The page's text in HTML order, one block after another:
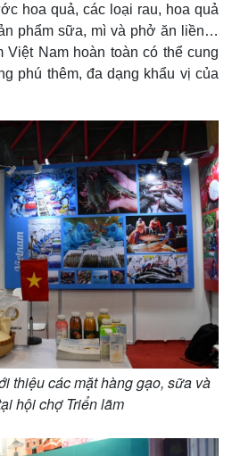
Tiêu dùng
Tỷ giá
Chứng khoán
Giá cà phê
hoa quả, các loại rau, hoa quả
phẩm sữa, mì và phở ăn liền…
Nam hoàn toàn có thể cung
phú thêm, đa dạng khẩu vị của
thiệu các mặt hàng gạo, sữa và
hội chợ Triển lãm